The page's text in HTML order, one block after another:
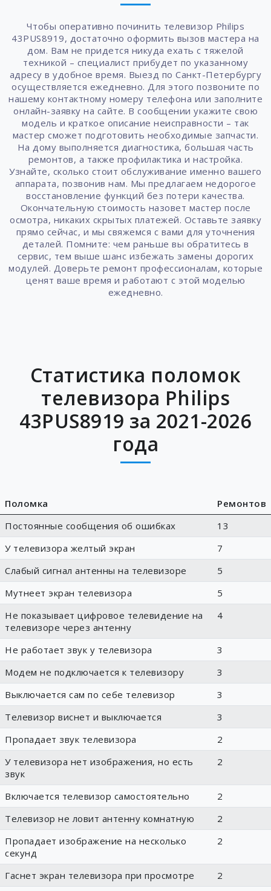
Чтобы оперативно починить телевизор Philips
43PUS8919, достаточно оформить вызов мастера на
дом. Вам не придется никуда ехать с тяжелой
техникой – специалист прибудет по указанному
адресу в удобное время. Выезд по Санкт-Петербургу
осуществляется ежедневно. Для этого позвоните по
нашему контактному номеру телефона или заполните
онлайн-заявку на сайте. В сообщении укажите свою
модель и краткое описание неисправности – так
мастер сможет подготовить необходимые запчасти.
На дому выполняется диагностика, большая часть
ремонтов, а также профилактика и настройка.
Узнайте, сколько стоит обслуживание именно вашего
аппарата, позвонив нам. Мы предлагаем недорогое
восстановление функций без потери качества.
Окончательную стоимость назовет мастер после
осмотра, никаких скрытых платежей. Оставьте заявку
прямо сейчас, и мы свяжемся с вами для уточнения
деталей. Помните: чем раньше вы обратитесь в
сервис, тем выше шанс избежать замены дорогих
модулей. Доверьте ремонт профессионалам, которые
ценят ваше время и работают с этой моделью
ежедневно.
Статистика поломок
телевизора Philips
43PUS8919 за 2021-2026
года
Поломка
Ремонтов
Постоянные сообщения об ошибках
13
У телевизора желтый экран
7
Слабый сигнал антенны на телевизоре
5
Мутнеет экран телевизора
5
Не показывает цифровое телевидение на
телевизоре через антенну
4
Не работает звук у телевизора
3
Модем не подключается к телевизору
3
Выключается сам по себе телевизор
3
Телевизор виснет и выключается
3
Пропадает звук телевизора
2
У телевизора нет изображения, но есть
звук
2
Включается телевизор самостоятельно
2
Телевизор не ловит антенну комнатную
2
Пропадает изображение на несколько
секунд
2
Гаснет экран телевизора при просмотре
2